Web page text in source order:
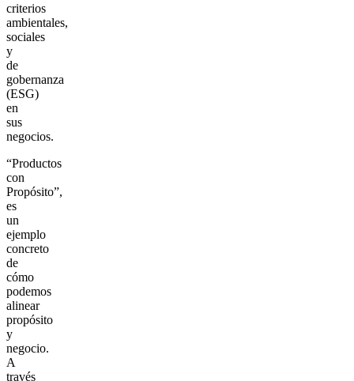
criterios
ambientales,
sociales
y
de
gobernanza
(ESG)
en
sus
negocios.
“Productos
con
Propósito”,
es
un
ejemplo
concreto
de
cómo
podemos
alinear
propósito
y
negocio.
A
través